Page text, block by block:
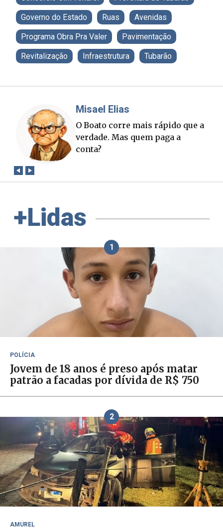
Governo do Estado Ruas Avenidas
Programa Obra Pra Valer Pavimentação
Revitalização Infraestrutura Tubarão
Misael Elias
O Boato corre mais rápido que a
verdade. Mas quem paga a
conta?
+Lidas
1
POLÍCIA
Jovem de 18 anos é preso após matar
patrão a facadas por dívida de R$ 750
2
AMUREL